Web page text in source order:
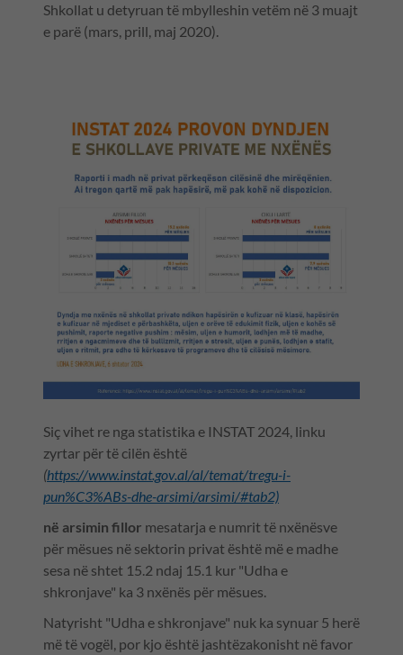
Shkollat u detyruan të mbylleshin vetëm në 3 muajt
e parë (mars, prill, maj 2020).
Siç vihet re nga statistika e INSTAT 2024, linku
zyrtar për të cilën është
(https://www.instat.gov.al/al/temat/tregu-i-
pun%C3%ABs-dhe-arsimi/arsimi/#tab2)
në arsimin fillor mesatarja e numrit të nxënësve
për mësues në sektorin privat është më e madhe
sesa në shtet 15.2 ndaj 15.1 kur "Udha e
shkronjave" ka 3 nxënës për mësues.
Natyrisht "Udha e shkronjave" nuk ka synuar 5 herë
më të vogël, por kjo është jashtëzakonisht në favor